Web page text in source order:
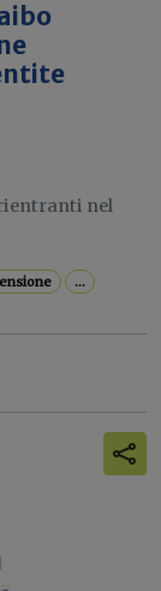
nel
...